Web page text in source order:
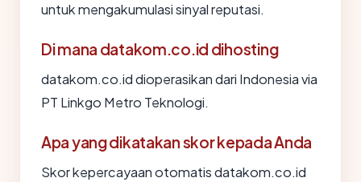
untuk mengakumulasi sinyal reputasi.
Di mana datakom.co.id dihosting
datakom.co.id dioperasikan dari Indonesia via
PT Linkgo Metro Teknologi.
Apa yang dikatakan skor kepada Anda
Skor kepercayaan otomatis datakom.co.id